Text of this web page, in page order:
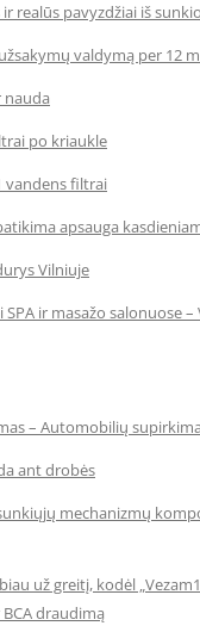
realūs pavyzdžiai iš
valdymą per 12
nauda
po kriaukle
vandens filtrai
apsauga
Vilniuje
ir masažo salonuose
– Automobilių
ant drobės
mechanizmų
už greitį, kodėl
draudimą